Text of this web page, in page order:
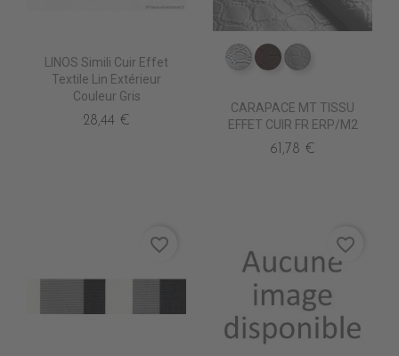
LINOS Simili Cuir Effet
Textile Lin Extérieur
Couleur Gris
28,44 €
ED0030 Argent
ED0011 Chocolat
ED0000 Blanc
CARAPACE MT TISSU
EFFET CUIR FR ERP/M2
61,78 €
favorite_border favorite_border